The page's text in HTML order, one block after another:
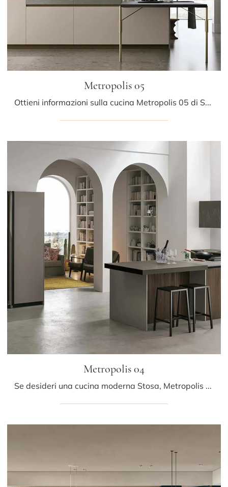
Metropolis 05
Ottieni informazioni sulla cucina Metropolis 05 di Stosa: questa soluzione in Pet sarà l'acquisto ideale per te!
Metropolis 04
Se desideri una cucina moderna Stosa, Metropolis 04 in legno ti aspetta nel nostro negozio di Cucine Moderne con penisola.